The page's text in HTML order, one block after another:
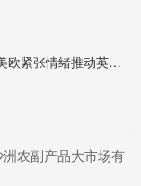
纵信优配 美元承压于美欧紧张情绪推动英镑兑美元连续三日走强
农副产品大市场有